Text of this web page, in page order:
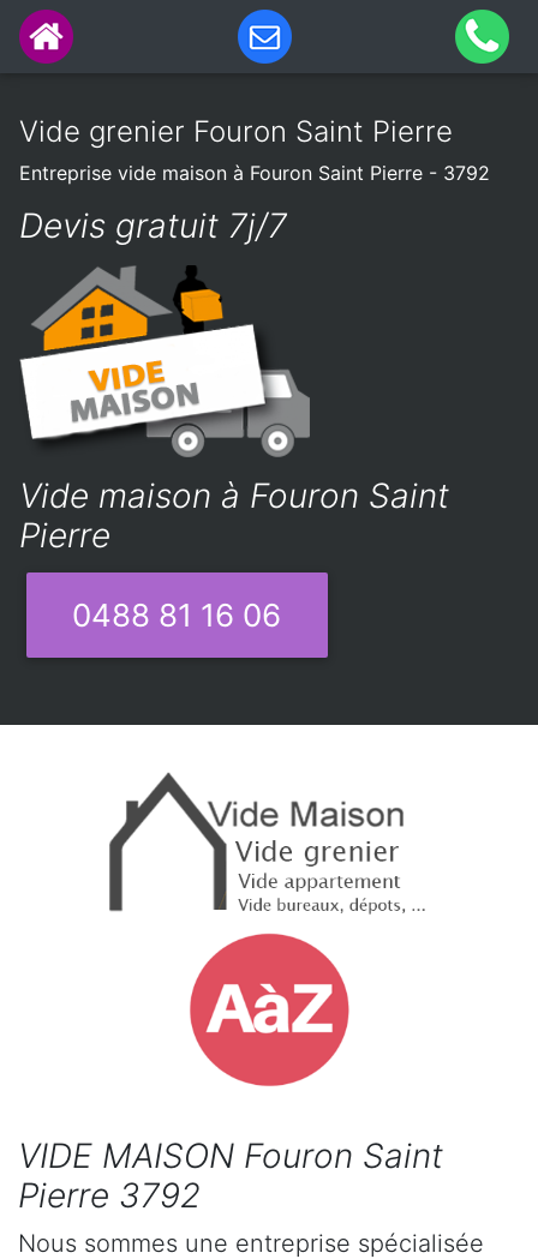
Vide grenier Fouron Saint Pierre
Entreprise vide maison à Fouron Saint Pierre - 3792
Devis gratuit 7j/7
Vide maison à Fouron Saint
Pierre
0488 81 16 06
VIDE MAISON Fouron Saint
Pierre 3792
Nous sommes une entreprise spécialisée